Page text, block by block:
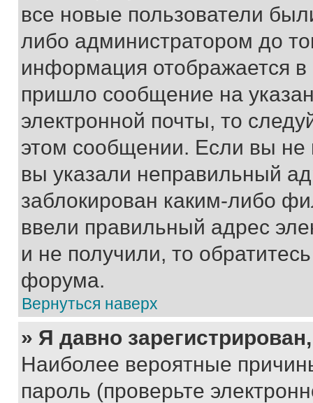
все новые пользователи
либо администратором до
информация отображается
пришло сообщение на
электронной почты, то
этом сообщении. Если вы
вы указали неправильный
заблокирован каким-либо
ввели правильный адрес
и не получили, то
форума.
Вернуться наверх
» Я давно
Наиболее вероятные
пароль (проверьте